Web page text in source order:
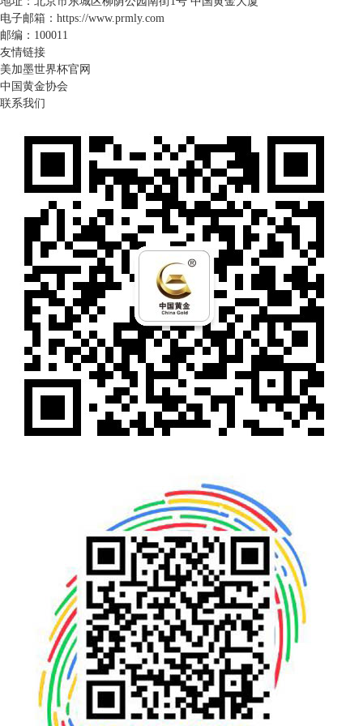
电子邮箱：https://www.prmly.com
邮编：100011
友情链接
美加墨世界杯官网
中国黄金协会
联系我们